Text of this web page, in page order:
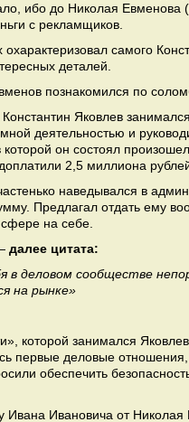
ибо до Николая Евменова
с рекламщиков.
самого
деталей.
познакомился по
Яковлев
деятельностью и
он состоял
2,5 миллиона
наведывался в
Предлагал отдать ему
на себе.
далее цитата:
в деловом сообществе
на рынке»
которой занимался
первые деловые
обеспечить
Ивана Ивановича от